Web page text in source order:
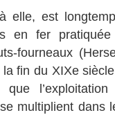
elle, est
en fer
fourneaux
fin du XIXe
multiplient dans